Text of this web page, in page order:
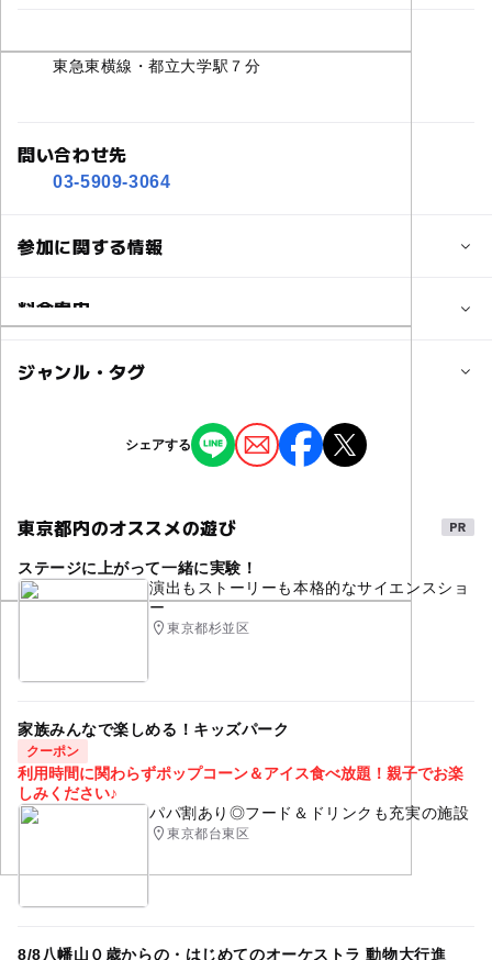
東急東横線・都立大学駅７分
問い合わせ先
03-5909-3064
参加に関する情報
対象年齢
0歳･1歳･2歳の赤ちゃん(乳児･幼児)
https://www.jienkyo.or.jp/baby3/
予約ページ
予約はこちらから
料金案内
子供の料金
子供の料金詳細
大人の料金
2,000円
上記以外１名 2,000円
ジャンル・タグ
タグ
ベイビー ベイビーシアター
ベビー #親子で楽しめる 親子でたのしむ
赤ちゃんの発達
0・1・2歳の赤ちゃん 目黒区
東京 非認知能力 赤ちゃん
シェアする
東京都内のオススメの遊び
ステージに上がって一緒に実験！
演出もストーリーも本格的なサイエンスショ
ー
東京都杉並区
家族みんなで楽しめる！キッズパーク
クーポン
利用時間に関わらずポップコーン＆アイス食べ放題！親子でお楽
しみください♪
パパ割あり◎フード＆ドリンクも充実の施設
東京都台東区
8/8八幡山０歳からの・はじめてのオーケストラ 動物大行進